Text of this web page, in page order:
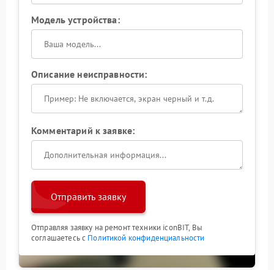
Модель устройства:
Описание неисправности:
Комментарий к заявке:
Отправить заявку
Отправляя заявку на ремонт техники iconBIT, Вы
соглашаетесь с Политикой конфиденциальности